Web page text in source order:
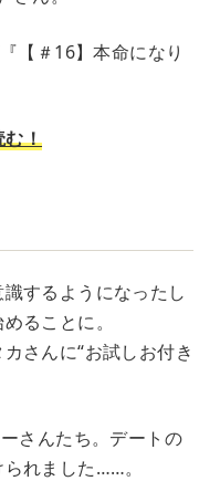
【＃16】本命になり
む！
するようになったし
ることに。
さんに“お試しお付き
さんたち。デートの
れました……。